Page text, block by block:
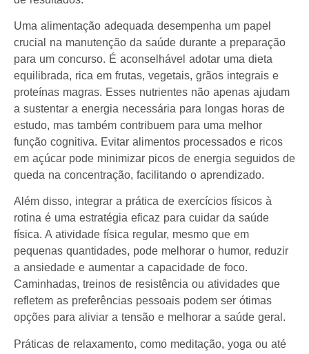
Uma alimentação adequada desempenha um papel
crucial na manutenção da saúde durante a preparação
para um concurso. É aconselhável adotar uma dieta
equilibrada, rica em frutas, vegetais, grãos integrais e
proteínas magras. Esses nutrientes não apenas ajudam
a sustentar a energia necessária para longas horas de
estudo, mas também contribuem para uma melhor
função cognitiva. Evitar alimentos processados e ricos
em açúcar pode minimizar picos de energia seguidos de
queda na concentração, facilitando o aprendizado.
Além disso, integrar a prática de exercícios físicos à
rotina é uma estratégia eficaz para cuidar da saúde
física. A atividade física regular, mesmo que em
pequenas quantidades, pode melhorar o humor, reduzir
a ansiedade e aumentar a capacidade de foco.
Caminhadas, treinos de resistência ou atividades que
refletem as preferências pessoais podem ser ótimas
opções para aliviar a tensão e melhorar a saúde geral.
Práticas de relaxamento, como meditação, yoga ou até